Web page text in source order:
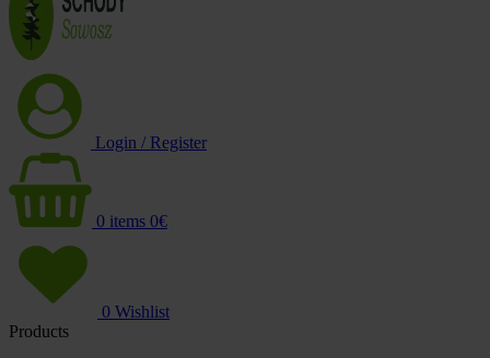
Login / Register
0 items 0€
0 Wishlist
Products